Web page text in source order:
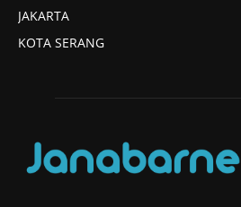
JAKARTA
KOTA SERANG